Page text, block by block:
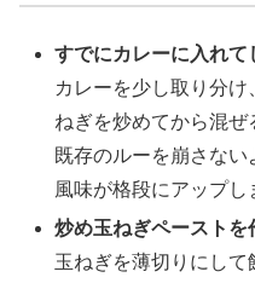
すでにカレーに入れて
カレーを少し取り分
ねぎを炒めてから混ぜ
既存のルーを崩さない
風味が格段にアップし
炒め玉ねぎペーストを
玉ねぎを薄切りにし